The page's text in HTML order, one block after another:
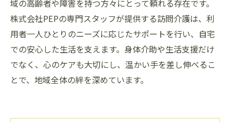
域の高齢者や障害を持つ方々にとって頼れる存在です。
株式会社PEPの専門スタッフが提供する訪問介護は、利
用者一人ひとりのニーズに応じたサポートを行い、自宅
での安心した生活を支えます。身体介助や生活支援だけ
でなく、心のケアも大切にし、温かい手を差し伸べるこ
とで、地域全体の絆を深めています。